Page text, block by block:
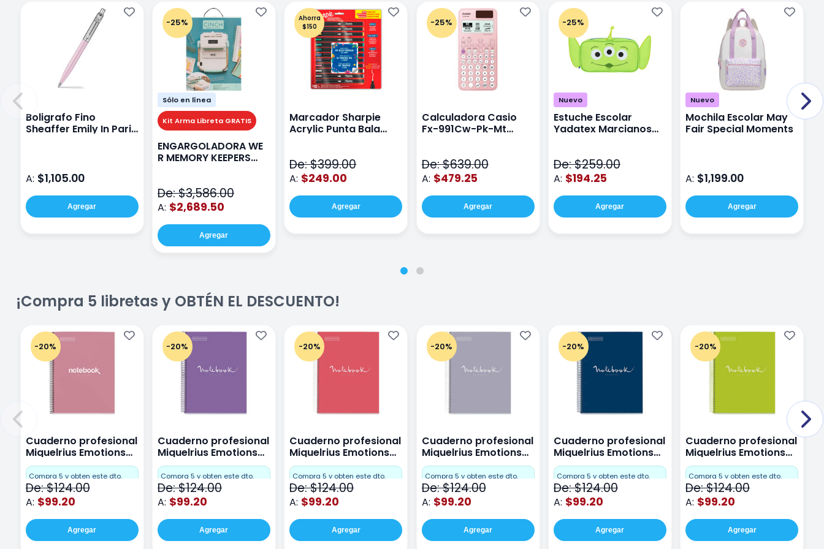
Boligrafo Fino
Sheaffer Emily In Paris
A: $1,105.00
Agregar
-25%
Sólo en línea
Kit Arma Libreta GRATIS
ENGARGOLADORA WE
R MEMORY KEEPERS
De: $3,586.00
A: $2,689.50
Agregar
Ahorra
$150
Marcador Sharpie
Acrylic Punta Bala
De: $399.00
A: $249.00
Agregar
-25%
Calculadora Casio
Fx-991Cw-Pk-Mt
De: $639.00
A: $479.25
Agregar
-25%
Nuevo
Estuche Escolar
Yadatex Marcianos
De: $259.00
A: $194.25
Agregar
Nuevo
Mochila Escolar May
Fair Special Moments
A: $1,199.00
Agregar
¡Compra 5 libretas y OBTÉN EL DESCUENTO!
-20%
Cuaderno profesional
Miquelrius Emotions
Cuadro Chico 80
hojas Rosa
Compra 5 y obten este dto.
De: $124.00
A: $99.20
Agregar
-20%
Cuaderno profesional
Miquelrius Emotions
raya 80 hojas Purpura
Compra 5 y obten este dto.
De: $124.00
A: $99.20
Agregar
-20%
Cuaderno profesional
Miquelrius Emotions
raya 80 hojas Coral
Compra 5 y obten este dto.
De: $124.00
A: $99.20
Agregar
-20%
Cuaderno profesional
Miquelrius Emotions
raya 80 hojas Gris
Compra 5 y obten este dto.
De: $124.00
A: $99.20
Agregar
-20%
Cuaderno profesional
Miquelrius Emotions
Dots 80 hojas
Compra 5 y obten este dto.
De: $124.00
A: $99.20
Agregar
-20%
Cuaderno profesional
Miquelrius Emotions
Dots 80 hojas Lima
Compra 5 y obten este dto.
De: $124.00
A: $99.20
Agregar